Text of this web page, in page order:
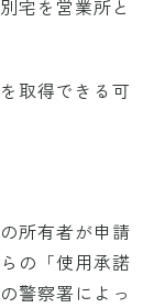
宅を営業所と
取得できる可
所有者が申請
の「使用承諾
警察署によっ